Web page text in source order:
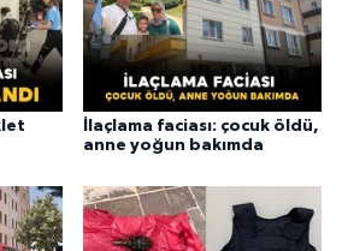
İlaçlama faciası: çocuk öldü,
anne yoğun bakımda